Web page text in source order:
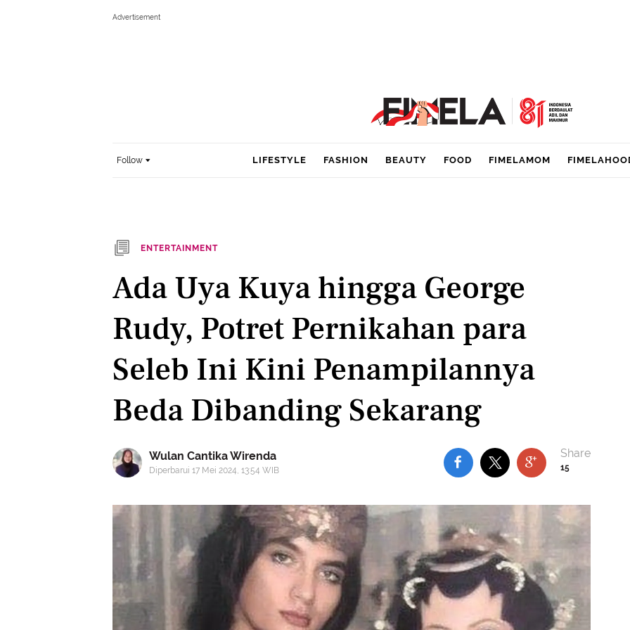
Follow LIFESTYLE FASHION BEAUTY FOOD FIMELAMOM
ENTERTAINMENT
Ada Uya Kuya hingga George
Rudy, Potret Pernikahan para
Seleb Ini Kini Penampilannya
Beda Dibanding Sekarang
Wulan Cantika Wirenda
Diperbarui 17 Mei 2024, 13:54 WIB 15